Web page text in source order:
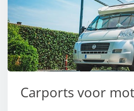
Carports voor